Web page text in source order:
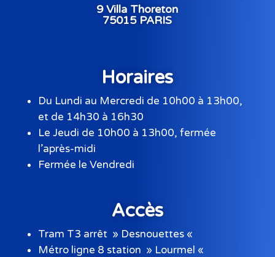
9 Villa Thoreton
75015 PARIS
Horaires
Du Lundi au Mercredi de 10h00 à 13h00,
et de 14h30 à 16h30
Le Jeudi de 10h00 à 13h00, fermée
l’après-midi
Fermée le Vendredi
Accès
Tram T3 arrêt » Desnouettes «
Métro ligne 8 station » Lourmel «